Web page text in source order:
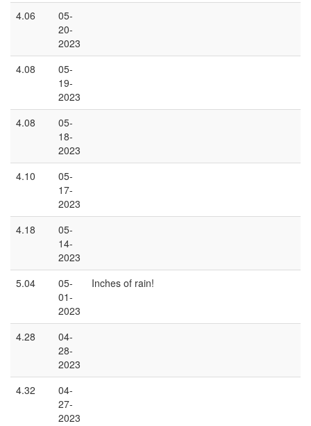
4.06
05-
20-
2023
4.08
05-
19-
2023
4.08
05-
18-
2023
4.10
05-
17-
2023
4.18
05-
14-
2023
5.04
05-
01-
2023
Inches of rain!
4.28
04-
28-
2023
4.32
04-
27-
2023